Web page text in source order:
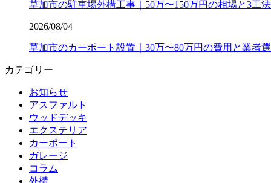
草加市の駐車場外構工事｜50万〜150万円の相場と3工
2026/08/04
草加市のカーポート設置｜30万〜80万円の費用と業者
カテゴリー
お知らせ
アスファルト
ウッドデッキ
エクステリア
カーポート
ガレージ
コラム